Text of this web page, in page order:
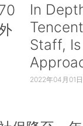
In
Staff, Is
2022年04月01日